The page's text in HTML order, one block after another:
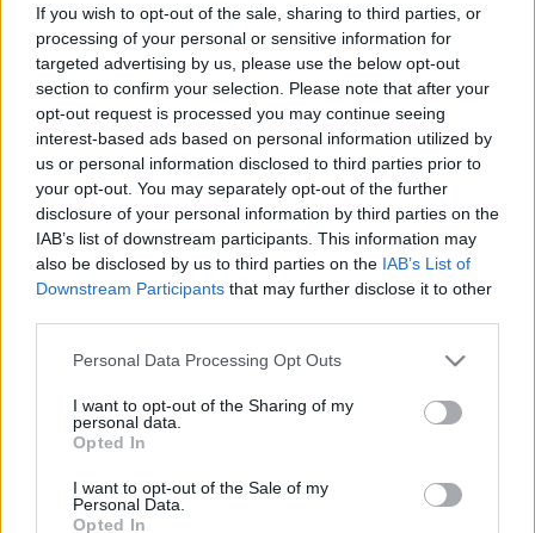
If you wish to opt-out of the sale, sharing to third parties, or
processing of your personal or sensitive information for
targeted advertising by us, please use the below opt-out
section to confirm your selection. Please note that after your
opt-out request is processed you may continue seeing
interest-based ads based on personal information utilized by
us or personal information disclosed to third parties prior to
your opt-out. You may separately opt-out of the further
disclosure of your personal information by third parties on the
IAB’s list of downstream participants. This information may
also be disclosed by us to third parties on the IAB’s List of
Downstream Participants that may further disclose it to other
Please note that this website/app uses one or more Google
not limited to your visit or usage behaviour. You may click to
grant or deny consent to Google and its third-party tags to
use your data for below specified purposes in below Google
consent section.
Personal Data Processing Opt Outs
I want to opt-out of the Sharing of my
personal data.
Opted In
I want to opt-out of the Sale of my
Personal Data.
Opted In
ellő minden kötelező giccset a lángoló zongorától a
teátrális rockgitározásig, a kizárólag fiatal lányokból
álló kórusról nem is beszélve. McCartney is feltűnik a
klipben, de csak az arcát mutatják párszor. A dal
egyébként sztenderd stadiondubstep egy csipetnyi
élő hangszereléssel a kevésbé vartyogós fajtából,
bár ettől még semmivel sem lett értékelhetőbb a
végeredmény, maximum kevésbé kínos. Paul
McCartney dubstepes klipjét megmutatjuk a hajtás
után.